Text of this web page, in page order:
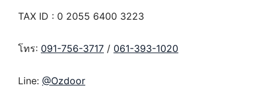
TAX ID : 0 2055 6400 3223
โทร: 091-756-3717 / 061-393-1020
Line: @Ozdoor